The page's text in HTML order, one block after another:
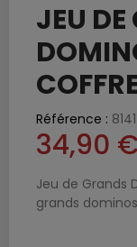
JEU
Référence : 8141
34,90
Jeu de Grands
grands